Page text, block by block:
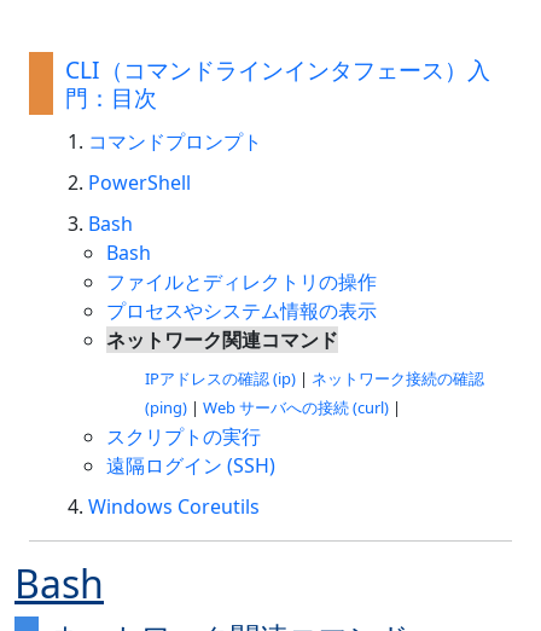
CLI（コマンドラインインタフェース）入
門：目次
コマンドプロンプト
PowerShell
Bash
Bash
ファイルとディレクトリの操作
プロセスやシステム情報の表示
ネットワーク関連コマンド
IPアドレスの確認 (ip) | ネットワーク接続の確認
(ping) | Web サーバへの接続 (curl) |
スクリプトの実行
遠隔ログイン (SSH)
Windows Coreutils
Bash